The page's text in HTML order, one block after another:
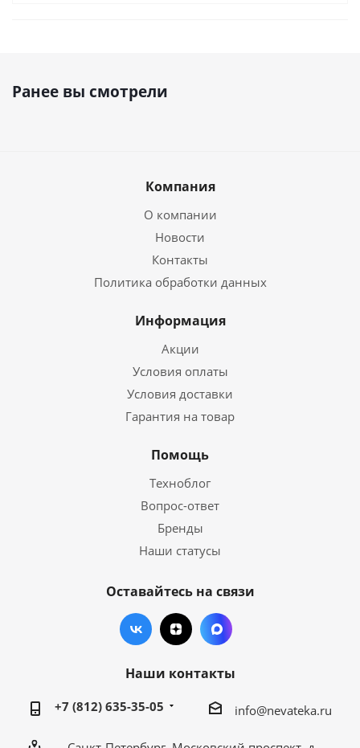
Ранее вы смотрели
Компания
О компании
Новости
Контакты
Политика обработки данных
Информация
Акции
Условия оплаты
Условия доставки
Гарантия на товар
Помощь
Техноблог
Вопрос-ответ
Бренды
Наши статусы
Оставайтесь на связи
Наши контакты
+7 (812) 635-35-05 info@nevateka.ru